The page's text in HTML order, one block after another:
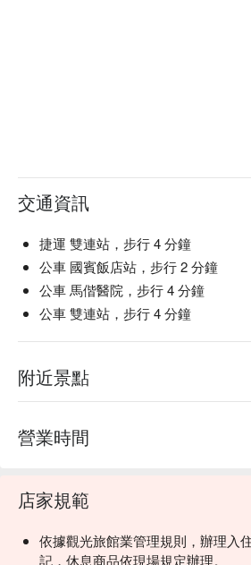
交通資訊
捷運 雙連站，步行 4 分鐘
公車 國賓飯店站，步行 2 分鐘
公車 馬偕醫院，步行 4 分鐘
公車 雙連站，步行 4 分鐘
附近景點
營業時間
店家規範
依據觀光旅館業管理規則，辦理入
記，休息商品依現場規定辦理。